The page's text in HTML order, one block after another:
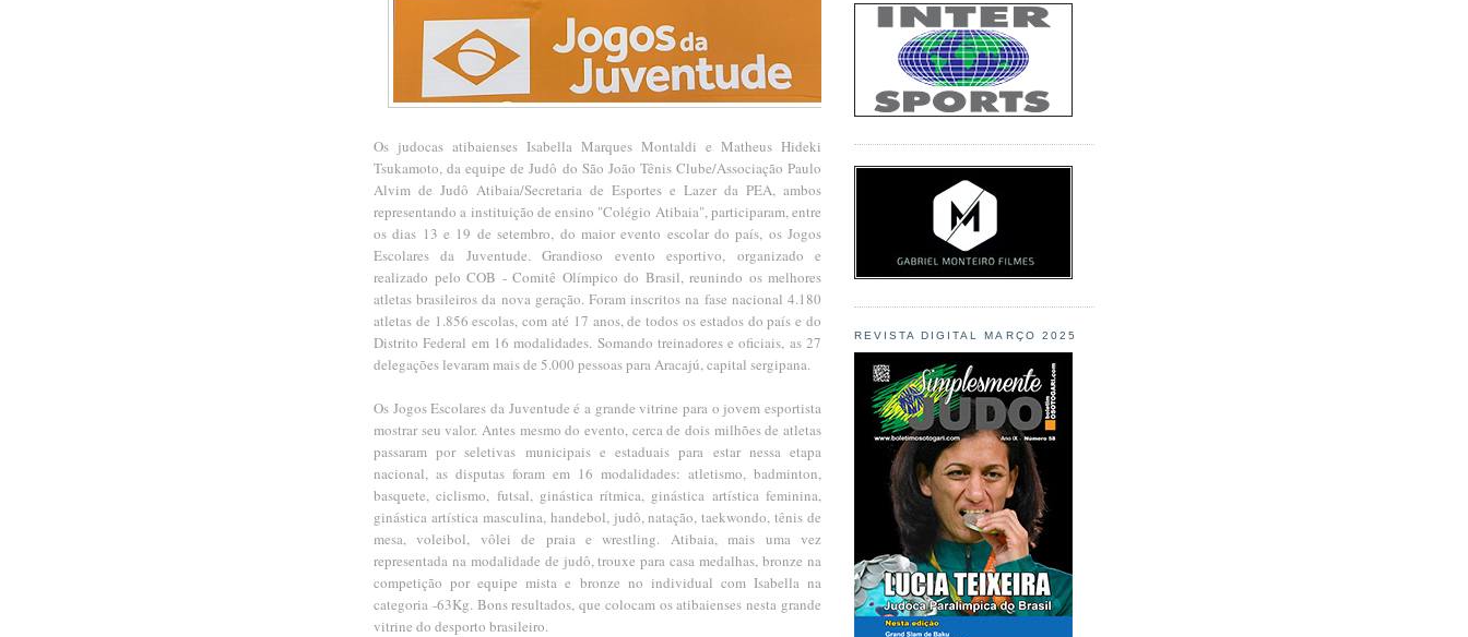
Os judocas atibaienses Isabella Marques Montaldi e Matheus Hideki
Tsukamoto, da equipe de Judô do São João Tênis Clube/Associação Paulo
Alvim de Judô Atibaia/Secretaria de Esportes e Lazer da PEA, ambos
representando a instituição de ensino "Colégio Atibaia", participaram, entre
os dias 13 e 19 de setembro, do maior evento escolar do país, os Jogos
Escolares da Juventude. Grandioso evento esportivo, organizado e
realizado pelo COB - Comitê Olímpico do Brasil, reunindo os melhores
atletas brasileiros da nova geração. Foram inscritos na fase nacional 4.180
atletas de 1.856 escolas, com até 17 anos, de todos os estados do país e do
Distrito Federal em 16 modalidades. Somando treinadores e oficiais, as 27
delegações levaram mais de 5.000 pessoas para Aracajú, capital sergipana.
Os Jogos Escolares da Juventude é a grande vitrine para o jovem esportista
mostrar seu valor. Antes mesmo do evento, cerca de dois milhões de atletas
passaram por seletivas municipais e estaduais para estar nessa etapa
nacional, as disputas foram em 16 modalidades: atletismo, badminton,
basquete, ciclismo, futsal, ginástica rítmica, ginástica artística feminina,
ginástica artística masculina, handebol, judô, natação, taekwondo, tênis de
mesa, voleibol, vôlei de praia e wrestling. Atibaia, mais uma vez
representada na modalidade de judô, trouxe para casa medalhas, bronze na
competição por equipe mista e bronze no individual com Isabella na
categoria -63Kg. Bons resultados, que colocam os atibaienses nesta grande
vitrine do desporto brasileiro.
REVISTA DIGITAL MARÇO 2025